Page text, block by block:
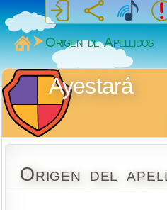
MiSabueso
Origen de Apellidos
Ayestará
Origen del